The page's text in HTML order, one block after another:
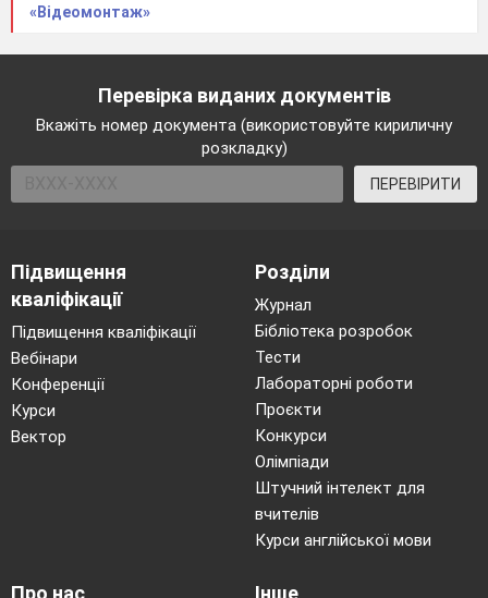
«Відеомонтаж»
Перевірка виданих документів
Вкажіть номер документа (використовуйте кириличну
розкладку)
ПЕРЕВІРИТИ
Підвищення
кваліфікації
Підвищення кваліфікації
Вебінари
Конференції
Курси
Вектор
Розділи
Журнал
Бібліотека розробок
Тести
Лабораторні роботи
Проєкти
Конкурси
Олімпіади
Штучний інтелект для
вчителів
Курси англійської мови
Про нас Інше